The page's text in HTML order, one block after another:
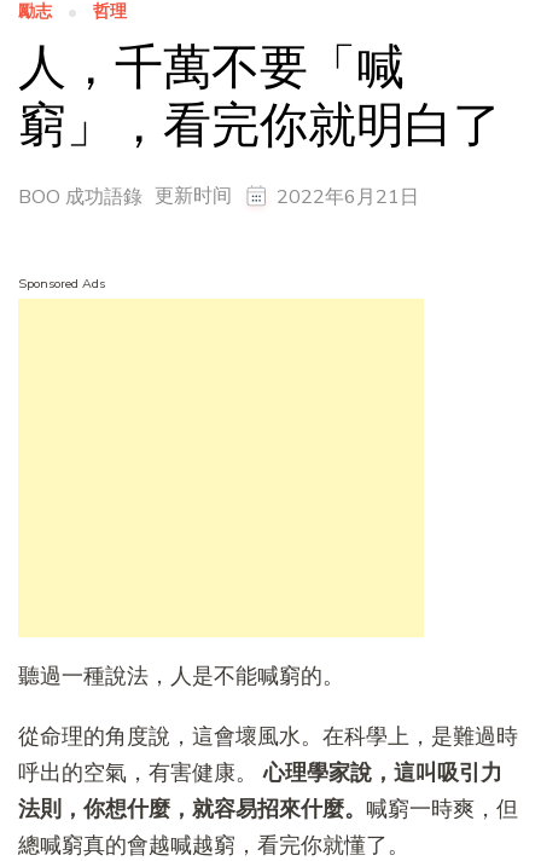
勵志 哲理
人，千萬不要「喊
窮」，看完你就明白了
BOO 成功語錄 更新时间 2022年6月21日
Sponsored Ads
聽過一種說法，人是不能喊窮的。
從命理的角度說，這會壞風水。在科學上，是難過時
呼出的空氣，有害健康。心理學家說，這叫吸引力
法則，你想什麼，就容易招來什麼。 喊窮一時爽，但
總喊窮真的會越喊越窮，看完你就懂了。